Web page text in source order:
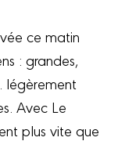
ce matin
: grandes,
légèrement
Avec Le
plus vite que